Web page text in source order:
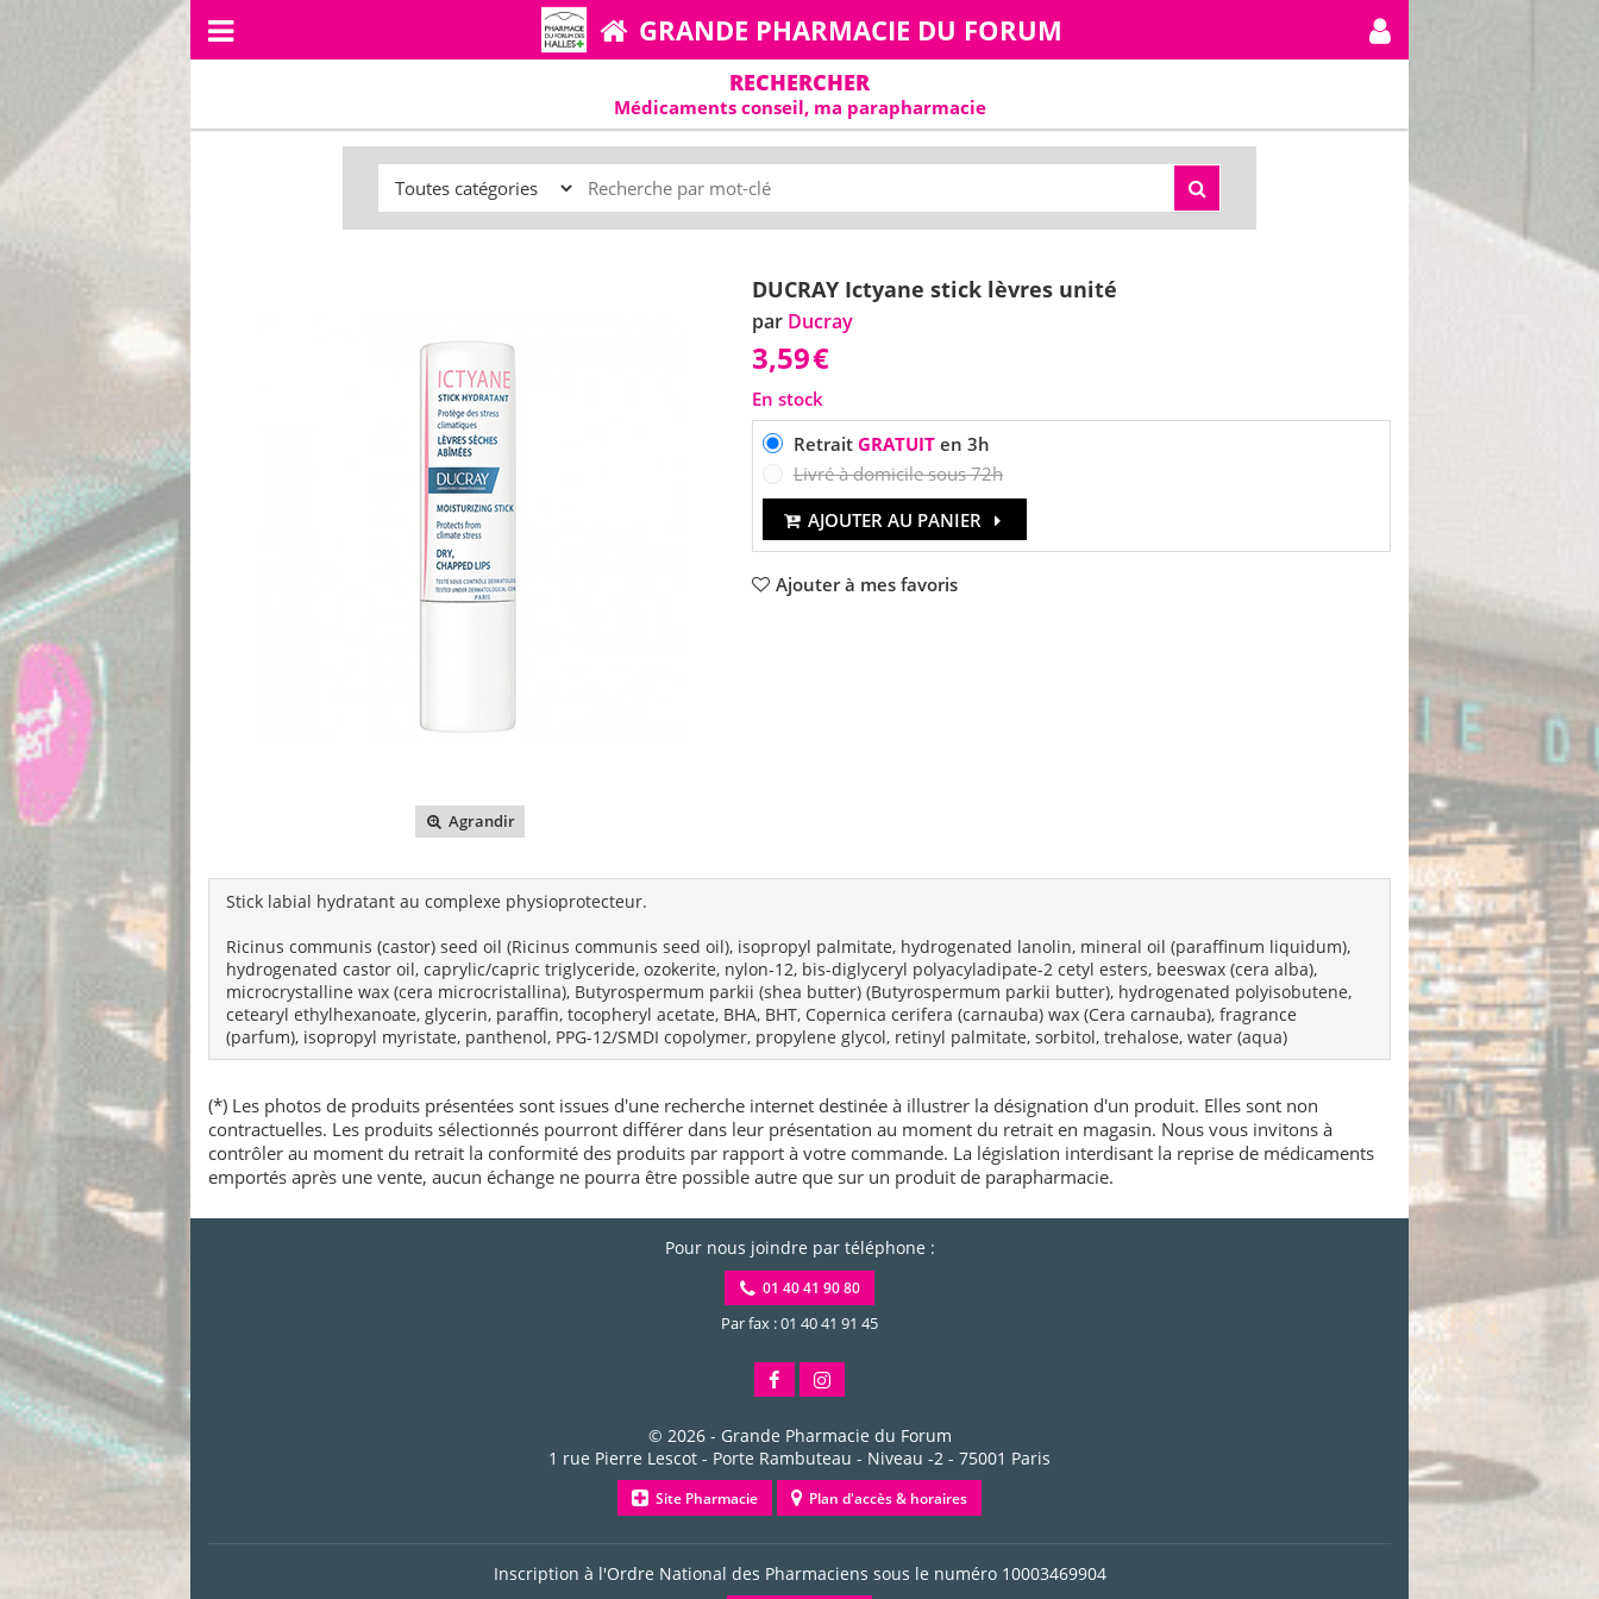
GRANDE PHARMACIE DU FORUM
RECHERCHER
Médicaments conseil, ma parapharmacie
Agrandir
DUCRAY Ictyane stick lèvres unité
par Ducray
3,59€
En stock
Retrait GRATUITen 3h
Livré à domicile sous 72h
AJOUTER AU PANIER
Ajouter à mes favoris
Stick labial hydratant au complexe physioprotecteur.
Ricinus communis (castor) seed oil (Ricinus communis seed oil), isopropyl palmitate, hydrogenated lanolin, mineral oil (paraffinum liquidum),
hydrogenated castor oil, caprylic/capric triglyceride, ozokerite, nylon-12, bis-diglyceryl polyacyladipate-2 cetyl esters, beeswax (cera alba),
microcrystalline wax (cera microcristallina), Butyrospermum parkii (shea butter) (Butyrospermum parkii butter), hydrogenated polyisobutene,
cetearyl ethylhexanoate, glycerin, paraffin, tocopheryl acetate, BHA, BHT, Copernica cerifera (carnauba) wax (Cera carnauba), fragrance
(parfum), isopropyl myristate, panthenol, PPG-12/SMDI copolymer, propylene glycol, retinyl palmitate, sorbitol, trehalose, water (aqua)
(*) Les photos de produits présentées sont issues d'une recherche internet destinée à illustrer la désignation d'un produit. Elles sont non
contractuelles. Les produits sélectionnés pourront différer dans leur présentation au moment du retrait en magasin. Nous vous invitons à
contrôler au moment du retrait la conformité des produits par rapport à votre commande. La législation interdisant la reprise de médicaments
emportés après une vente, aucun échange ne pourra être possible autre que sur un produit de parapharmacie.
Pour nous joindre par téléphone :
01 40 41 90 80
Par fax : 01 40 41 91 45
© 2026 - Grande Pharmacie du Forum
1 rue Pierre Lescot - Porte Rambuteau - Niveau -2 - 75001 Paris
Site Pharmacie Plan d'accès & horaires
Inscription à l'Ordre National des Pharmaciens sous le numéro 10003469904